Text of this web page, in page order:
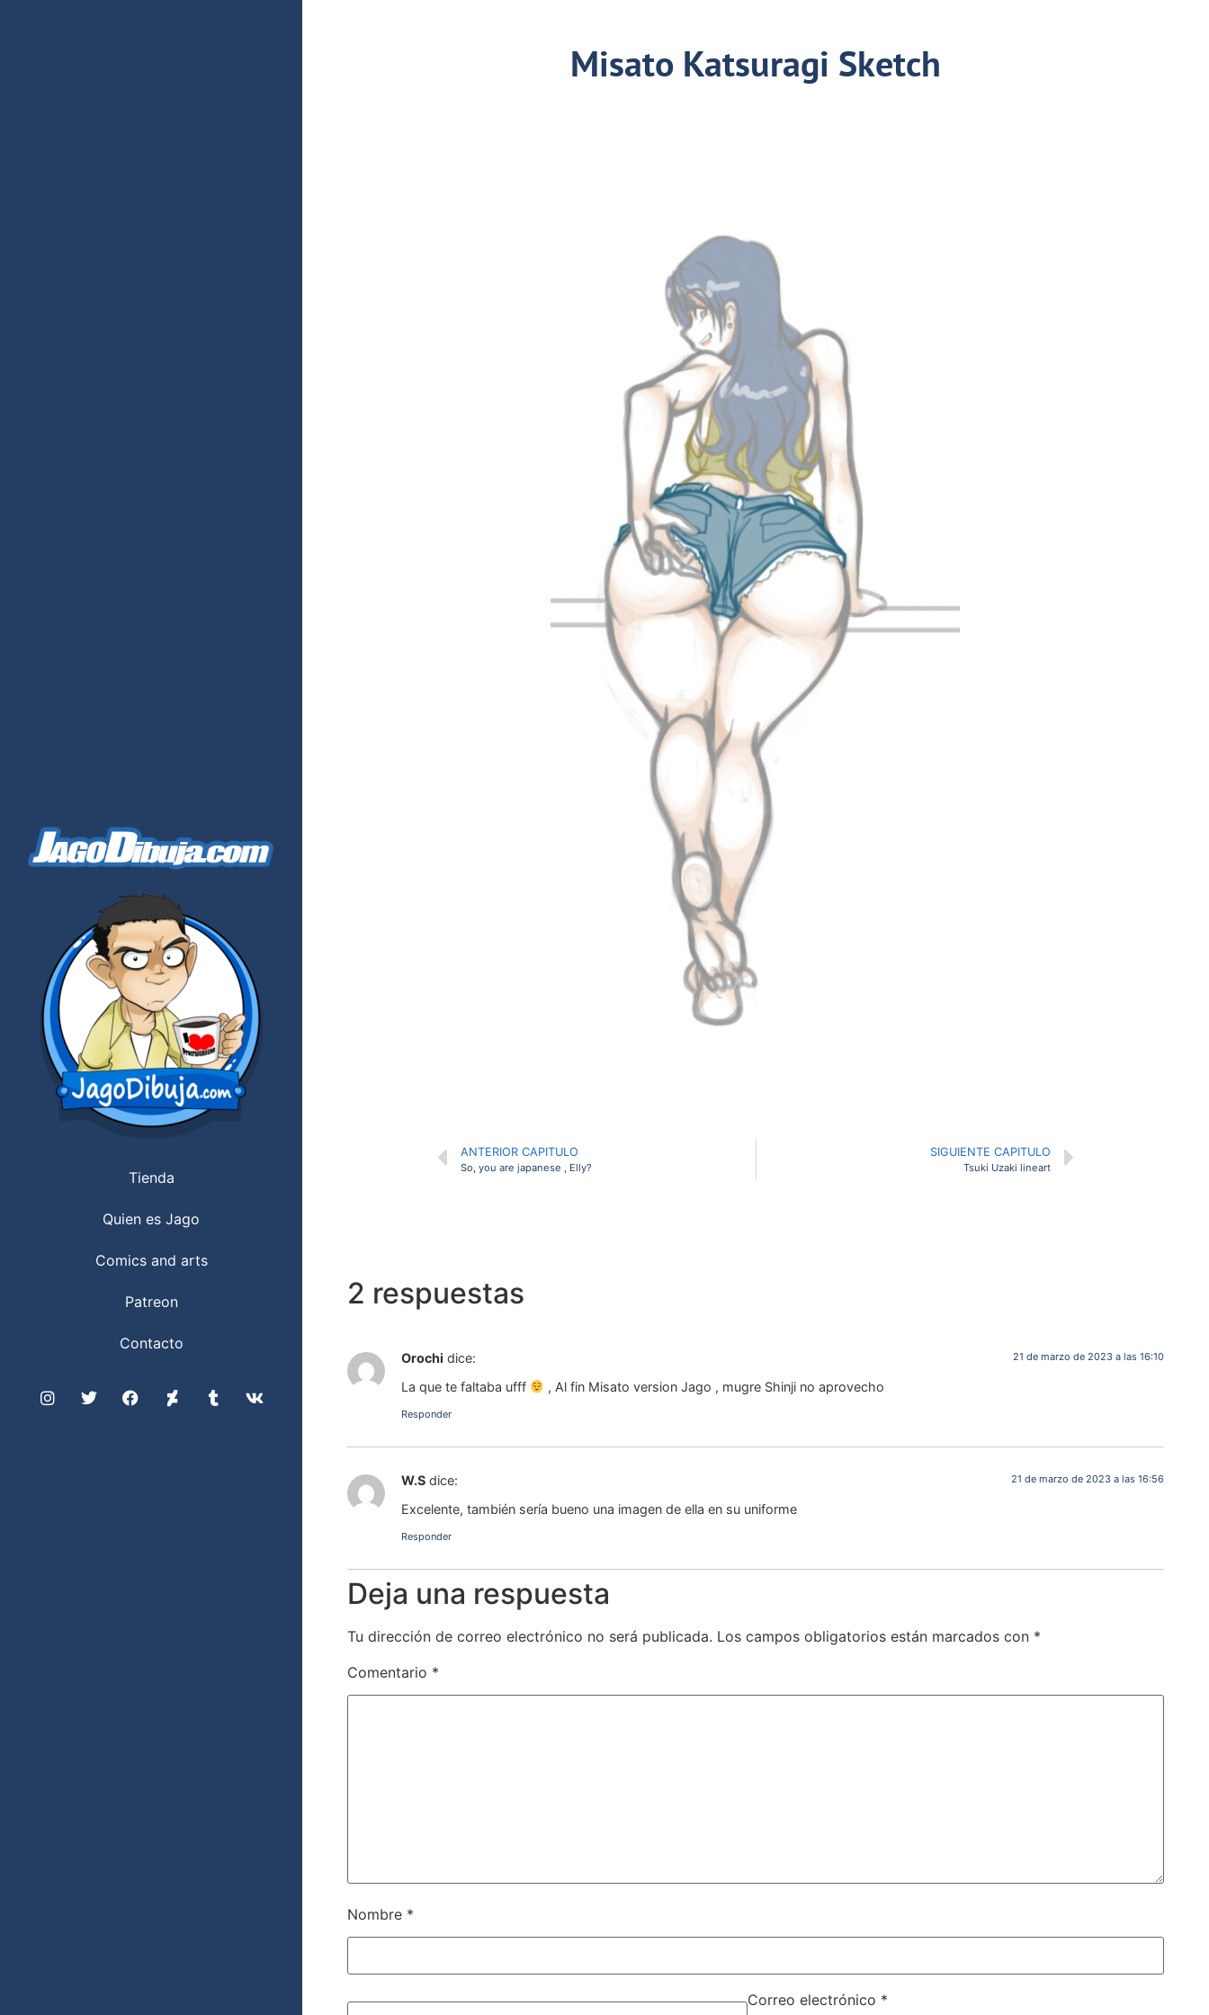
Tienda
Quien es Jago
Comics and arts
Patreon
Contacto
Misato Katsuragi Sketch
ANTERIOR CAPITULO
So, you are japanese , Elly?
SIGUIENTE CAPITULO
Tsuki Uzaki lineart
2 respuestas
Orochi dice: 21 de marzo de 2023 a las 16:10
La que te faltaba ufff , Al fin Misato version Jago , mugre Shinji no aprovecho
Responder
W.S dice: 21 de marzo de 2023 a las 16:56
Excelente, también sería bueno una imagen de ella en su uniforme
Responder
Deja una respuesta
Tu dirección de correo electrónico no será publicada. Los campos obligatorios están marcados con *
Comentario *
Nombre *
Correo electrónico *